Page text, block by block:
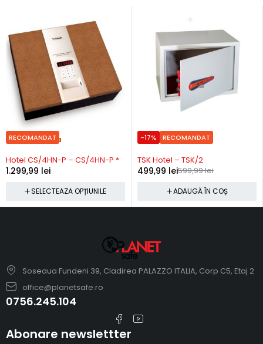
RECOMANDAT
Precomanda
Hotel CS/4HN-P – CS/4HN-P *
1.299,99 lei
SELECTEAZA OPȚIUNILE
-17% RECOMANDAT
In stoc
TSK Hotel – TSK/2
599,99lei
499,99 lei
ADAUGĂ ÎN COȘ
Soseaua Fundeni 39, Cladirea PALAZZO ITALIA, Corp C5, Etaj 2
office@planetsafe.ro
0756.245.104
Abonare newslettter